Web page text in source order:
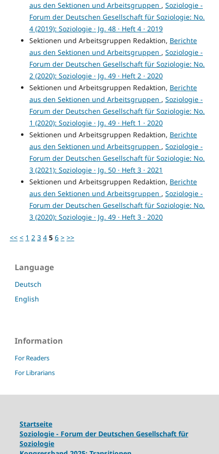
aus den Sektionen und Arbeitsgruppen , Soziologie -
Forum der Deutschen Gesellschaft für Soziologie: No.
4 (2019): Soziologie · Jg. 48 · Heft 4 · 2019
Sektionen und Arbeitsgruppen Redaktion, Berichte
aus den Sektionen und Arbeitsgruppen , Soziologie -
Forum der Deutschen Gesellschaft für Soziologie: No.
2 (2020): Soziologie · Jg. 49 · Heft 2 · 2020
Sektionen und Arbeitsgruppen Redaktion, Berichte
aus den Sektionen und Arbeitsgruppen , Soziologie -
Forum der Deutschen Gesellschaft für Soziologie: No.
1 (2020): Soziologie · Jg. 49 · Heft 1 · 2020
Sektionen und Arbeitsgruppen Redaktion, Berichte
aus den Sektionen und Arbeitsgruppen , Soziologie -
Forum der Deutschen Gesellschaft für Soziologie: No.
3 (2021): Soziologie · Jg. 50 · Heft 3 · 2021
Sektionen und Arbeitsgruppen Redaktion, Berichte
aus den Sektionen und Arbeitsgruppen , Soziologie -
Forum der Deutschen Gesellschaft für Soziologie: No.
3 (2020): Soziologie · Jg. 49 · Heft 3 · 2020
<< < 1 2 3 4 5 6 > >>
Language
Deutsch
English
Information
For Readers
For Librarians
Startseite
Soziologie - Forum der Deutschen Gesellschaft für
Soziologie